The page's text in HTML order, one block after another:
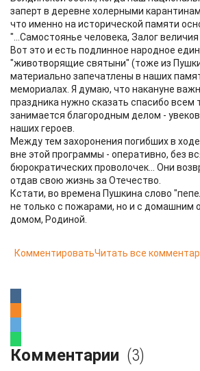
заперт в деревне холерными
что именно на исторической памяти
"...Самостоянье человека, Залог величия
Вот это и есть подлинное народное
"животворящие святыни" (тоже из
материально запечатлены в наших
мемориалах. Я думаю, что накануне
праздника нужно сказать спасибо всем
занимается благородным делом -
наших героев.
Между тем захоронения погибших в
вне этой программы - оперативно, без
бюрократических проволочек... Они
отдав свою жизнь за Отечество.
Кстати, во времена Пушкина слово
не только с пожарами, но и с домашним
домом, Родиной.
КомментироватьЧитать все
Комментарии (3)